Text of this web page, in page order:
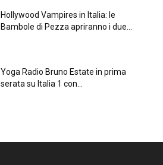
Hollywood Vampires in Italia: le
Bambole di Pezza apriranno i due...
Yoga Radio Bruno Estate in prima
serata su Italia 1 con...